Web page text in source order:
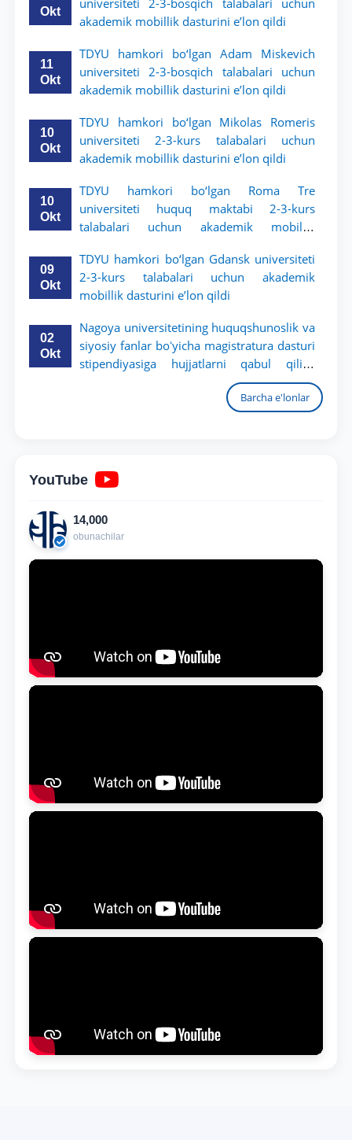
Okt
universiteti 2-3-bosqich talabalari uchun
akademik mobillik dasturini e’lon qildi
11
Okt
TDYU hamkori bo‘lgan Adam Miskevich
universiteti 2-3-bosqich talabalari uchun
akademik mobillik dasturini e’lon qildi
10
Okt
TDYU hamkori bo‘lgan Mikolas Romeris
universiteti 2-3-kurs talabalari uchun
akademik mobillik dasturini e’lon qildi
10
Okt
TDYU hamkori bo‘lgan Roma Tre
universiteti huquq maktabi 2-3-kurs
talabalari uchun akademik mobillik
09
Okt
TDYU hamkori bo‘lgan Gdansk universiteti
2-3-kurs talabalari uchun akademik
mobillik dasturini e’lon qildi
02
Okt
Nagoya universitetining huquqshunoslik va
siyosiy fanlar boʻyicha magistratura dasturi
stipendiyasiga hujjatlarni qabul qilish
Barcha e'lonlar
YouTube
14,000
obunachilar